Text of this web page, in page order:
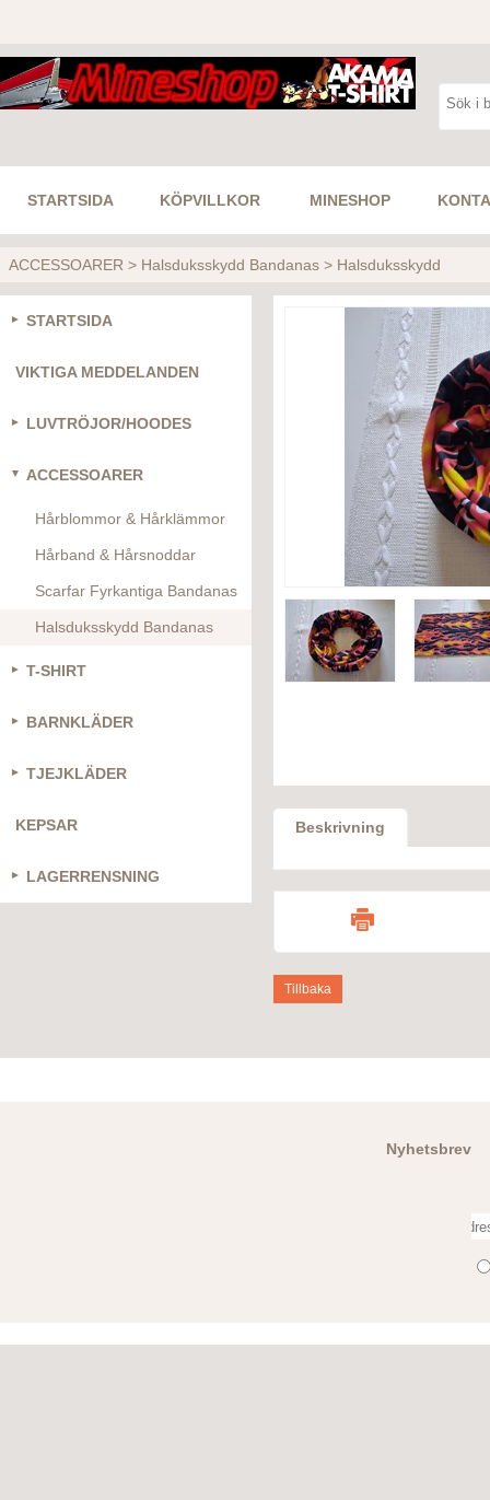
STARTSIDA KÖPVILLKOR MINESHOP
ACCESSOARER > Halsduksskydd Bandanas > Halsduksskydd
STARTSIDA
VIKTIGA MEDDELANDEN
LUVTRÖJOR/HOODES
ACCESSOARER
Hårblommor & Hårklämmor
Hårband & Hårsnoddar
Scarfar Fyrkantiga Bandanas
Halsduksskydd Bandanas
T-SHIRT
BARNKLÄDER
TJEJKLÄDER
KEPSAR
LAGERRENSNING
Beskrivning
Tillbaka
Nyhetsbrev